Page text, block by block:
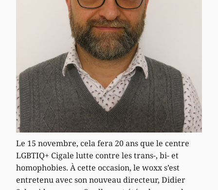
Le 15 novembre, cela fera 20 ans que le centre
LGBTIQ+ Cigale lutte contre les trans-, bi- et
homophobies. À cette occasion, le woxx s’est
entretenu avec son nouveau directeur, Didier